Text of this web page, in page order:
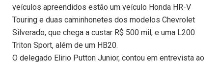
veículos apreendidos estão um veículo Honda HR-V
Touring e duas caminhonetes dos modelos Chevrolet
Silverado, que chega a custar R$ 500 mil, e uma L200
Triton Sport, além de um HB20.
O delegado Elirio Putton Junior, contou em entrevista ao